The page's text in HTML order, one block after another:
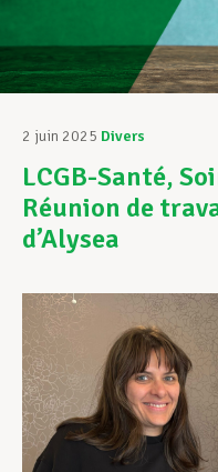
Structures
Assistance au
Vos droits
Devenir
2 juin 2025 Divers
LCGB-Santé,
Réunion de
d’Alysea